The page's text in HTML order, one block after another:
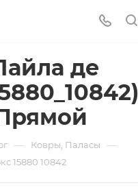
де
— Ковры, Паласы —
15880 10842